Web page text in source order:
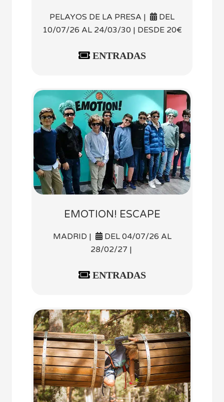
PELAYOS DE LA PRESA |
DEL
10/07/26 AL 24/03/30 | DESDE 20€
ENTRADAS
EMOTION! ESCAPE
MADRID |
DEL 04/07/26 AL
28/02/27 |
ENTRADAS